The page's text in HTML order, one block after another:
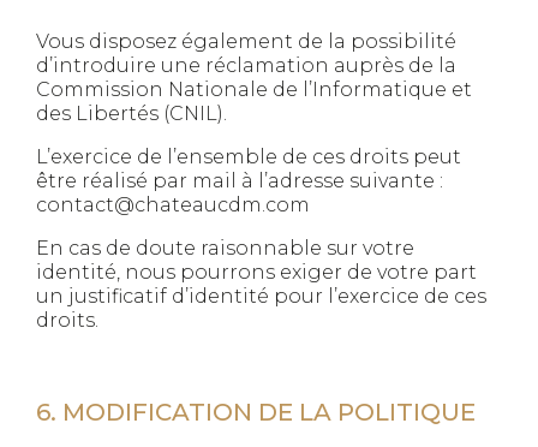
Vous disposez également de la possibilité
d’introduire une réclamation auprès de la
Commission Nationale de l’Informatique et
des Libertés (CNIL).
L’exercice de l’ensemble de ces droits peut
être réalisé par mail à l’adresse suivante :
contact@chateaucdm.com
En cas de doute raisonnable sur votre
identité, nous pourrons exiger de votre part
un justificatif d’identité pour l’exercice de ces
droits.
6. MODIFICATION DE LA POLITIQUE